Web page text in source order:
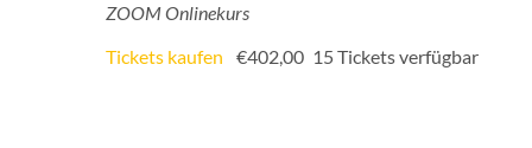
ZOOM Onlinekurs
Tickets kaufen
€402,00 15 Tickets verfügbar